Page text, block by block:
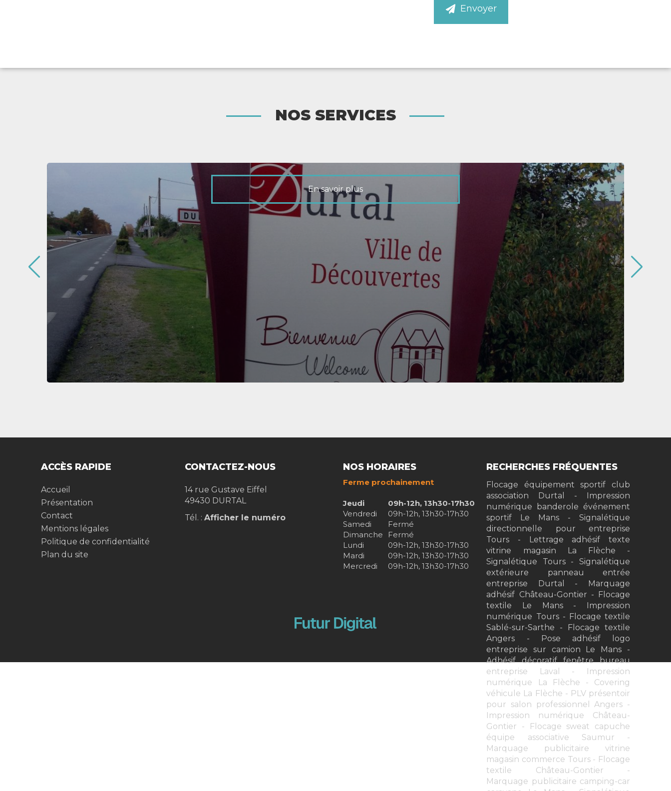
NOS SERVICES
En savoir plus
ACCÈS RAPIDE
Accueil
Présentation
Contact
Mentions légales
Politique de confidentialité
Plan du site
CONTACTEZ-NOUS
14 rue Gustave Eiffel
49430 DURTAL
Tél. : Afficher le numéro
NOS HORAIRES
Ferme prochainement
Jeudi
09h-12h, 13h30-17h30
Vendredi
09h-12h, 13h30-17h30
Samedi
Fermé
Dimanche
Fermé
Lundi
09h-12h, 13h30-17h30
Mardi
09h-12h, 13h30-17h30
Mercredi
09h-12h, 13h30-17h30
RECHERCHES FRÉQUENTES
Flocage équipement sportif club
association Durtal
Impression
numérique banderole événement
sportif Le Mans
Signalétique
directionnelle pour entreprise
Tours
Lettrage adhésif texte
vitrine magasin La Flèche
Signalétique Tours
Signalétique
extérieure panneau entrée
entreprise Durtal
Marquage
adhésif Château-Gontier
Flocage
textile Le Mans
Impression
numérique Tours
Flocage textile
Sablé-sur-Sarthe
Flocage textile
Angers
Pose adhésif logo
entreprise sur camion Le Mans
Adhésif décoratif fenêtre bureau
entreprise Laval
Impression
numérique La Flèche
Covering
véhicule La Flèche
PLV présentoir
pour salon professionnel Angers
Impression numérique Château-
Gontier
Flocage sweat capuche
équipe associative Saumur
Marquage publicitaire vitrine
magasin commerce Tours
Flocage
textile Château-Gontier
Marquage publicitaire camping-car